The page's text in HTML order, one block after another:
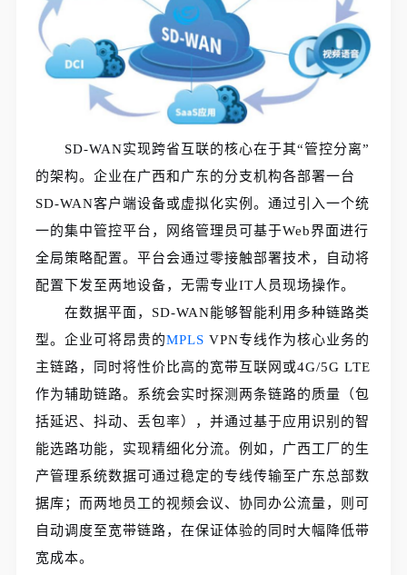
SD-WAN实现跨省互联的核心在于其“管控分离”
的架构。企业在广西和广东的分支机构各部署一台
SD-WAN客户端设备或虚拟化实例。通过引入一个统
一的集中管控平台，网络管理员可基于Web界面进行
全局策略配置。平台会通过零接触部署技术，自动将
配置下发至两地设备，无需专业IT人员现场操作。
在数据平面，SD-WAN能够智能利用多种链路类
型。企业可将昂贵的MPLS VPN专线作为核心业务的
主链路，同时将性价比高的宽带互联网或4G/5G LTE
作为辅助链路。系统会实时探测两条链路的质量（包
括延迟、抖动、丢包率），并通过基于应用识别的智
能选路功能，实现精细化分流。例如，广西工厂的生
产管理系统数据可通过稳定的专线传输至广东总部数
据库；而两地员工的视频会议、协同办公流量，则可
自动调度至宽带链路，在保证体验的同时大幅降低带
宽成本。